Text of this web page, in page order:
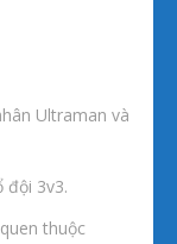
Ultraman và
đội 3v3.
thuộc